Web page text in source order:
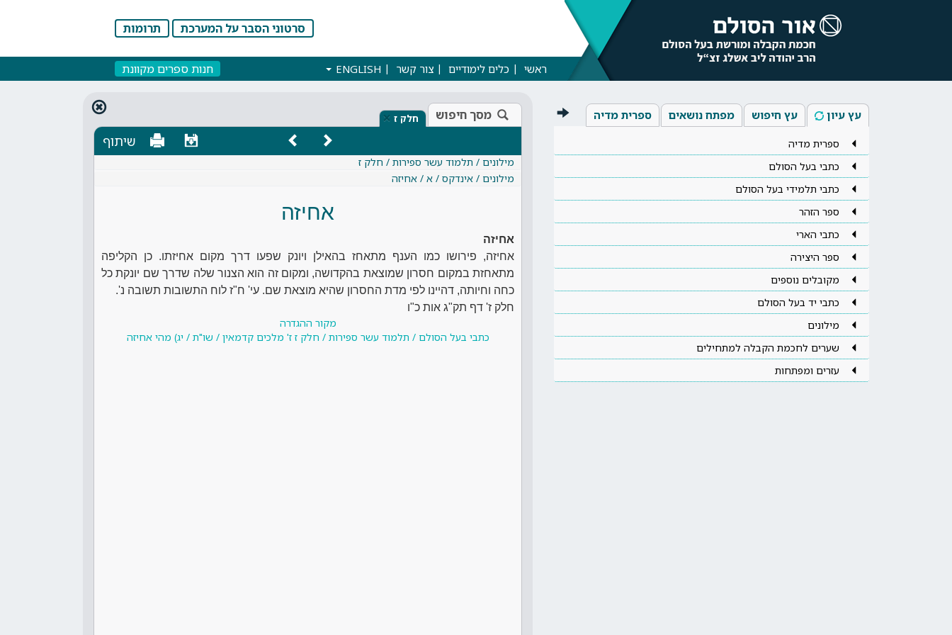
סרטוני הסבר על המערכת תרומות
ראשי כלים לימודיים צור קשר ENGLISH חנות ספרים מקוונת
עץ עיון עץ חיפוש מפתח נושאים ספרית מדיה
ספרית מדיה
כתבי בעל הסולם
כתבי תלמידי בעל הסולם
ספר הזהר
כתבי הארי
ספר היצירה
מקובלים נוספים
כתבי יד בעל הסולם
מילונים
שערים לחכמת הקבלה למתחילים
עזרים ומפתחות
מסך חיפוש חלק ז ×
שיתוף
מילונים / תלמוד עשר ספירות / חלק ז
מילונים / אינדקס / א / אחיזה
אחיזה
אחיזה
אחיזה, פירושו כמו הענף מתאחז בהאילן ויונק שפעו דרך מקום אחיזתו. כן הקליפה
מתאחזת במקום חסרון שמוצאת בהקדושה, ומקום זה הוא הצנור שלה שדרך שם יונקת כל
כחה וחיותה, דהיינו לפי מדת החסרון שהיא מוצאת שם. עי' ח"ז לוח התשובות תשובה נ'.
חלק ז' דף תק"ג אות כ"ו
מקור ההגדרה
כתבי בעל הסולם / תלמוד עשר ספירות / חלק ז ז' מלכים קדמאין / שו"ת / יג) מהי אחיזה